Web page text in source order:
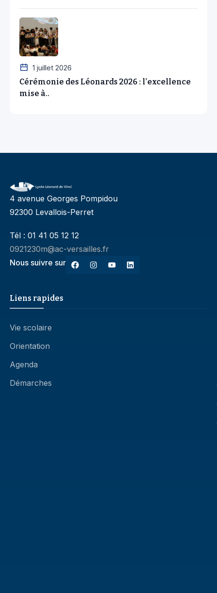
1 juillet 2026
Cérémonie des Léonards 2026 : l’excellence
mise à..
4 avenue Georges Pompidou
92300 Levallois-Perret
Tél : 01 41 05 12 12
0921230m@ac-versailles.fr
Nous suivre sur
Liens rapides
Vie scolaire
Orientation
Agenda
Démarches